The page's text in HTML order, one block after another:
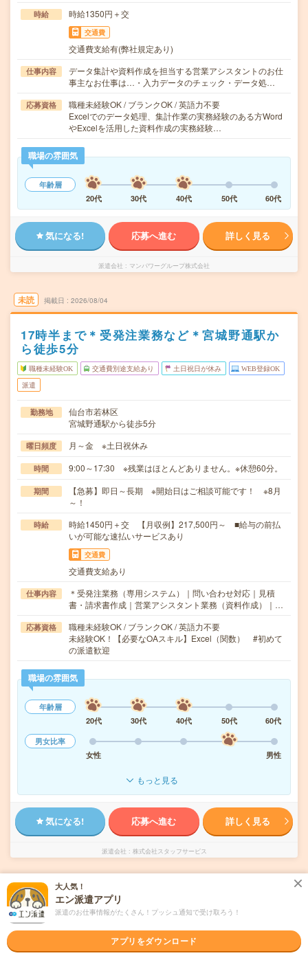
時給 時給1350円＋交
交通費
交通費支給有(弊社規定あり)
仕事内容
データ集計や資料作成を担当する営業アシスタントのお仕
事主なお仕事は…・入力データのチェック・データ処…
応募資格
職種未経験OK / ブランクOK / 英語力不要
Excelでのデータ処理、集計作業の実務経験のある方Word
やExcelを活用した資料作成の実務経験…
職場の雰囲気
年齢層
20代
30代 40代 50代 60代
気になる! 応募へ進む 詳しく見る
派遣会社 マンパワーグループ株式会社
未読 掲載日 2026/08/04
17時半まで＊受発注業務など＊宮城野通駅か
ら徒歩5分
職種未経験OK 交通費別途支給あり 土日祝日が休み WEB登録OK
派遣
勤務地
仙台市若林区
宮城野通駅から徒歩5分
曜日頻度 月～金 ※土日祝休み
時間 9:00～17:30 ※残業はほとんどありません。※休憩60分。
期間
【急募】即日～長期 ※開始日はご相談可能です！ ※8月
～！
時給
時給1450円＋交 【月収例】217,500円～ ■給与の前払
いが可能な速払いサービスあり
交通費
交通費支給あり
仕事内容
＊受発注業務（専用システム）｜問い合わせ対応｜見積
書・請求書作成｜営業アシスタント業務（資料作成）｜…
応募資格
職種未経験OK / ブランクOK / 英語力不要
未経験OK！【必要なOAスキル】Excel（関数） #初めて
の派遣歓迎
職場の雰囲気
年齢層
20代
30代 40代 50代
60代
男女比率
女性
男性
もっと見る
気になる! 応募へ進む 詳しく見る
派遣会社 株式会社スタッフサービス
未読 掲載日 2026/08/04
＼事務！正社員／製造現場を支える原料管理
事務スタッフ
職種未経験OK 交通費別途支給あり 土日祝日が休み WEB登録OK
大人気！
エン派遣アプリ
派遣のお仕事情報がたくさん！プッシュ通知で受け取ろう！
アプリをダウンロード